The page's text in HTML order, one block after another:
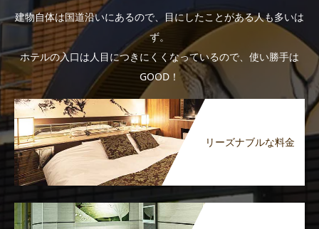
建物自体は国道沿いにあるので、目にしたことがある人も多いは
ず。
ホテルの入口は人目につきにくくなっているので、使い勝手は
GOOD！
リーズナブルな料金